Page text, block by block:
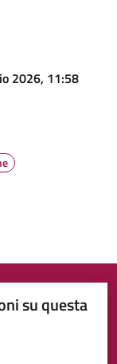
2026, 11:58
su questa